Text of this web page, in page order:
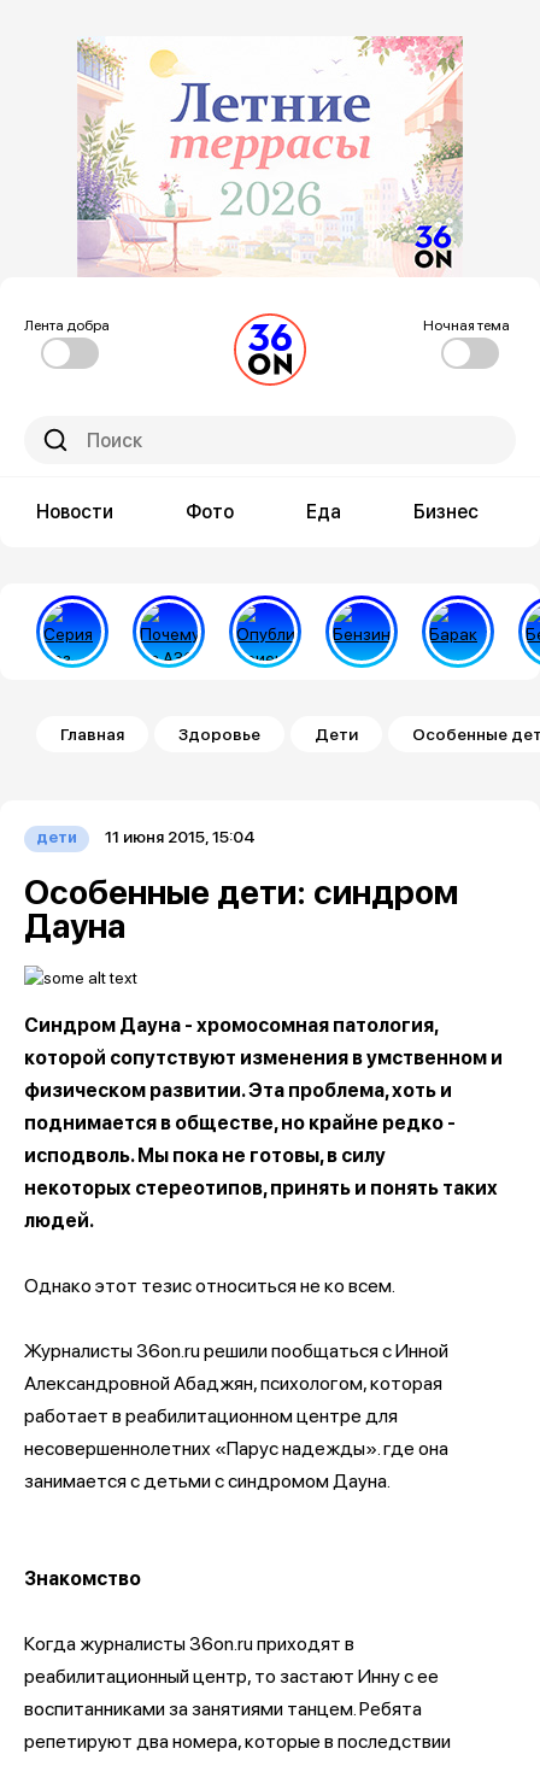
Лента добра Ночная тема
Новости Фото Еда Бизнес
Строка навигации
Главная Здоровье Дети Особенные
дети 11 июня 2015, 15:04
Особенные дети: синдром
Дауна
Синдром Дауна - хромосомная патология,
которой сопутствуют изменения в умственном и
физическом развитии. Эта проблема, хоть и
поднимается в обществе, но крайне редко -
исподволь. Мы пока не готовы, в силу
некоторых стереотипов, принять и понять таких
людей.
Однако этот тезис относиться не ко всем.
Журналисты 36on.ru решили пообщаться с Инной
Александровной Абаджян, психологом, которая
работает в реабилитационном центре для
несовершеннолетних «Парус надежды». где она
занимается с детьми с синдромом Дауна.
Знакомство
Когда журналисты 36on.ru приходят в
реабилитационный центр, то застают Инну с ее
воспитанниками за занятиями танцем. Ребята
репетируют два номера, которые в последствии